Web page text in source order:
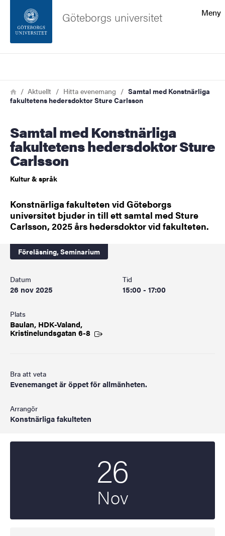
Sidfoten
Om webbplatsen
Meny
Göteborgs universitet
Länkstig
HemAktuellt Hitta evenemang
Samtal med Konstnärliga
fakultetens hedersdoktor Sture Carlsson
Samtal med Konstnärliga
fakultetens hedersdoktor Sture
Carlsson
Kultur & språk
Konstnärliga fakulteten vid Göteborgs
universitet bjuder in till ett samtal med Sture
Carlsson, 2025 års hedersdoktor vid fakulteten.
Föreläsning, Seminarium
Datum
26 nov 2025
Tid
15:00 - 17:00
Plats
Baulan, HDK-Valand,
Kristinelundsgatan 6-8
Bra att veta
Evenemanget är öppet för allmänheten.
Arrangör
Konstnärliga fakulteten
26
Nov